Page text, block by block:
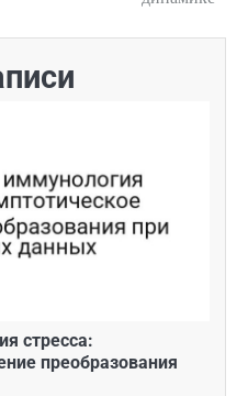
стресса:
преобразования